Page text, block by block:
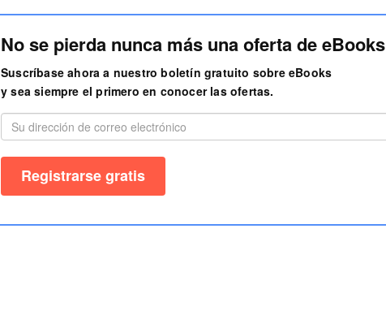
No se pierda nunca más una oferta de eBooks
Suscríbase ahora a nuestro boletín gratuito sobre eBooks
y sea siempre el primero en conocer las ofertas.